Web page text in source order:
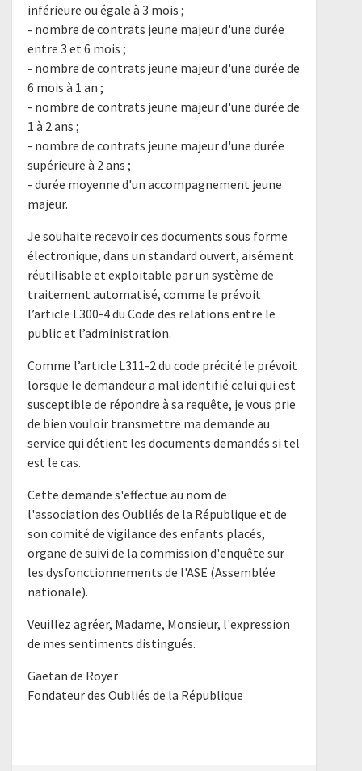
inférieure ou égale à 3 mois ;
- nombre de contrats jeune majeur d'une durée
entre 3 et 6 mois ;
- nombre de contrats jeune majeur d'une durée de
6 mois à 1 an ;
- nombre de contrats jeune majeur d'une durée de
1 à 2 ans ;
- nombre de contrats jeune majeur d'une durée
supérieure à 2 ans ;
- durée moyenne d'un accompagnement jeune
majeur.
Je souhaite recevoir ces documents sous forme
électronique, dans un standard ouvert, aisément
réutilisable et exploitable par un système de
traitement automatisé, comme le prévoit
l’article L300-4 du Code des relations entre le
public et l’administration.
Comme l’article L311-2 du code précité le prévoit
lorsque le demandeur a mal identifié celui qui est
susceptible de répondre à sa requête, je vous prie
de bien vouloir transmettre ma demande au
service qui détient les documents demandés si tel
est le cas.
Cette demande s'effectue au nom de
l'association des Oubliés de la République et de
son comité de vigilance des enfants placés,
organe de suivi de la commission d'enquête sur
les dysfonctionnements de l'ASE (Assemblée
nationale).
Veuillez agréer, Madame, Monsieur, l'expression
de mes sentiments distingués.
Gaëtan de Royer
Fondateur des Oubliés de la République